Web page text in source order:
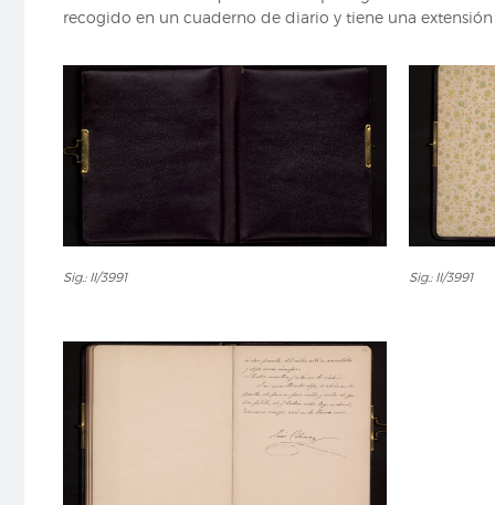
recogido en un cuaderno de diario y tiene una extensión
II/3991
Sig.: II/3991
II/3991
Sig.: II/3991